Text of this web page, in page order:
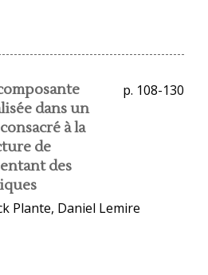
dans un
à la
de
des
p. 108-130
Plante, Daniel Lemire